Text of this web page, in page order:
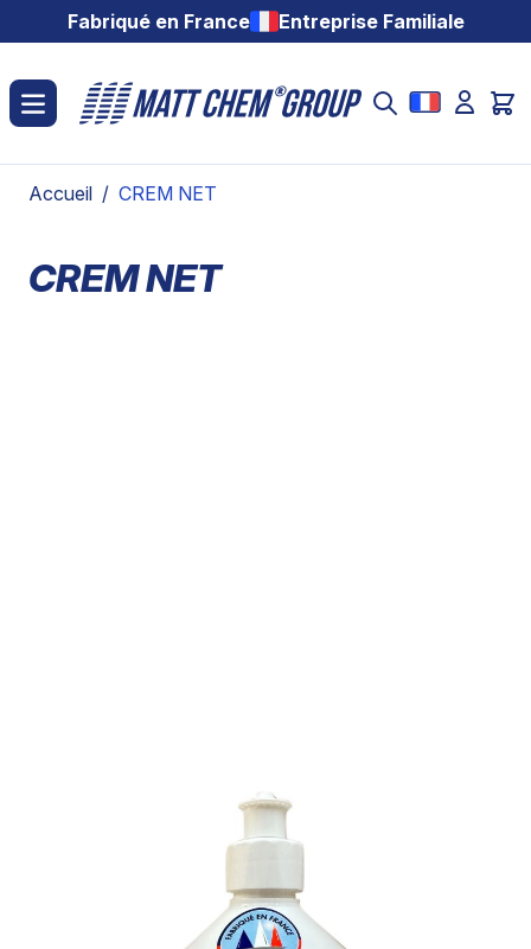
Aller au contenuFabriqué en France Entreprise Familiale
Accueil / CREM NET
CREM NET
CREME DE RENOVATION
MICROBRILLES POUR
POLYESTER